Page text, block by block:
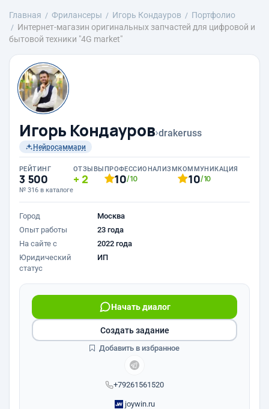
Главная Фрилансеры Игорь Кондауров
Портфолио
Интернет-магазин оригинальных запчастей для цифровой и
бытовой техники "4G market"
Игорь Кондауров›drakeruss
Нейросаммари
РЕЙТИНГ
3 500
№ 316 в каталоге
ОТЗЫВЫ
2
ПРОФЕССИОНАЛИЗМ
10/10
КОММУНИКАЦИЯ
10/10
Город
Москва
Опыт работы
23 года
На сайте с
2022 года
Юридический
статус
ИП
+79261561520
Начать диалог
joywin.ru
Создать задание
Добавить в избранное